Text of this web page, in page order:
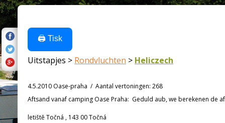
🖨️ Tisk
Uitstapjes > Rondvluchten > Heliczech
4.5.2010 Oase-praha / Aantal vertoningen: 268
Aftsand vanaf camping Oase Praha: Geduld aub, we berekenen de
letiště Točná , 143 00 Točná